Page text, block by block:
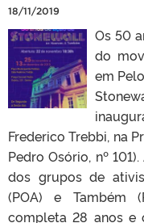
18/11/2019
Os 50
do
em
Frederico Trebbi, na
Pedro Osório, nº
dos grupos de
(POA) e Também
completa 28 anos e